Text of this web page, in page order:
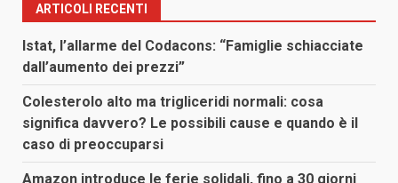
ARTICOLI RECENTI
Istat, l’allarme del Codacons: “Famiglie schiacciate
dall’aumento dei prezzi”
Colesterolo alto ma trigliceridi normali: cosa
significa davvero? Le possibili cause e quando è il
caso di preoccuparsi
Amazon introduce le ferie solidali, fino a 30 giorni